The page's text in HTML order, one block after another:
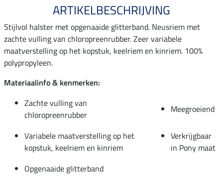
ARTIKELBESCHRIJVING
Stijlvol halster met opgenaaide glitterband. Neusriem met
zachte vulling van chloropreenrubber. Zeer variabele
maatverstelling op het kopstuk, keelriem en kinriem. 100%
polypropyleen.
Materiaalinfo & kenmerken:
Zachte vulling van
chloropreenrubber
Meegroeiend
Variabele maatverstelling op het
kopstuk, keelriem en kinriem
Verkrijgbaar
in Pony maat
Opgenaaide glitterband